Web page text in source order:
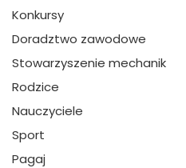
Konkursy
Doradztwo zawodowe
Stowarzyszenie mechanik
Rodzice
Nauczyciele
Sport
Pagaj